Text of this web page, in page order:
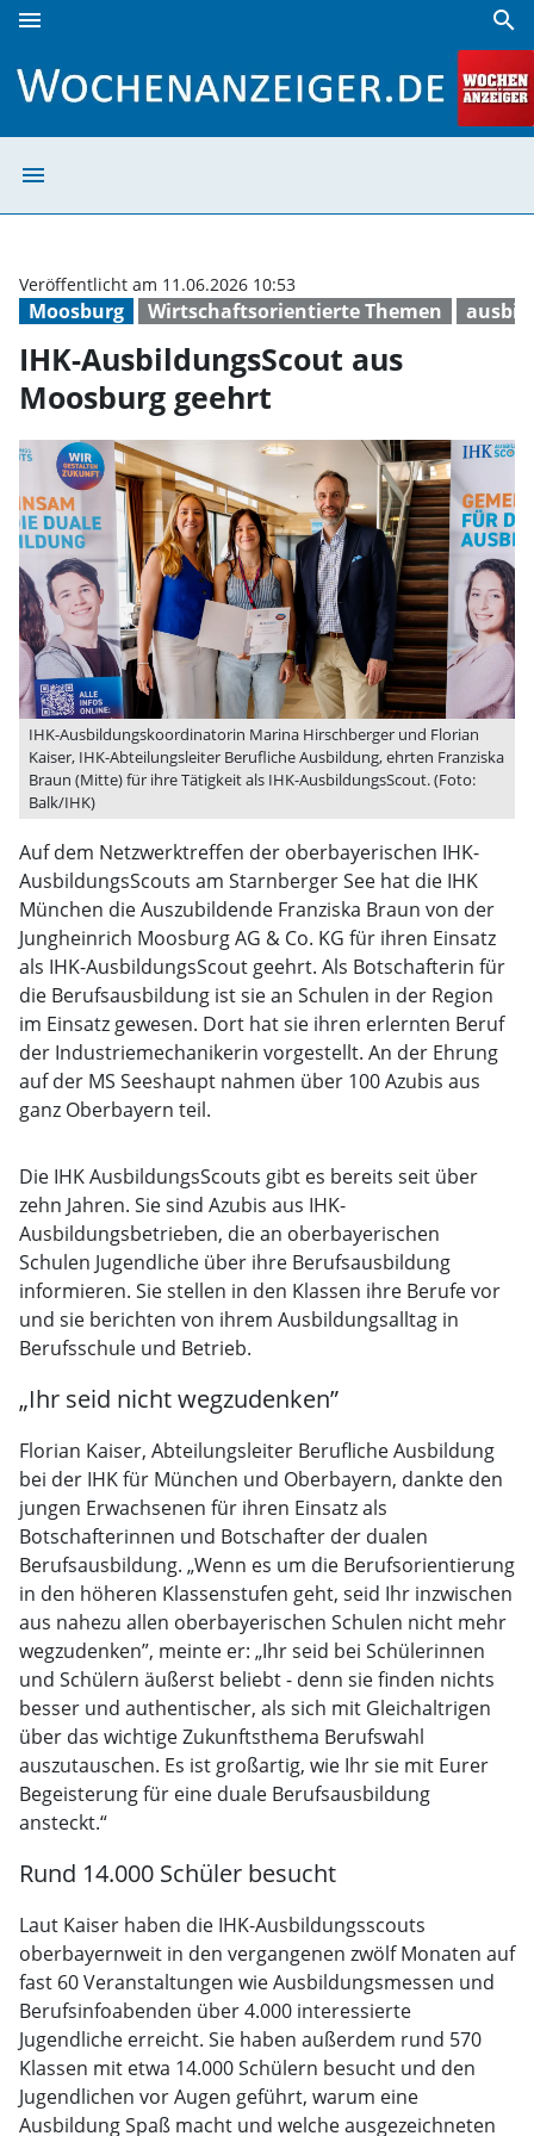
menu search
menu
Moosburg Wirtschaftsorientierte Themen
Veröffentlicht am 11.06.2026 10:53
IHK-AusbildungsScout aus
Moosburg geehrt
IHK-Ausbildungskoordinatorin Marina Hirschberger und Florian
Kaiser, IHK-Abteilungsleiter Berufliche Ausbildung, ehrten Franziska
Braun (Mitte) für ihre Tätigkeit als IHK-AusbildungsScout. (Foto:
Balk/IHK)
Auf dem Netzwerktreffen der oberbayerischen IHK-
AusbildungsScouts am Starnberger See hat die IHK
München die Auszubildende Franziska Braun von der
Jungheinrich Moosburg AG & Co. KG für ihren Einsatz
als IHK-AusbildungsScout geehrt. Als Botschafterin für
die Berufsausbildung ist sie an Schulen in der Region
im Einsatz gewesen. Dort hat sie ihren erlernten Beruf
der Industriemechanikerin vorgestellt. An der Ehrung
auf der MS Seeshaupt nahmen über 100 Azubis aus
ganz Oberbayern teil.
Die IHK AusbildungsScouts gibt es bereits seit über
zehn Jahren. Sie sind Azubis aus IHK-
Ausbildungsbetrieben, die an oberbayerischen
Schulen Jugendliche über ihre Berufsausbildung
informieren. Sie stellen in den Klassen ihre Berufe vor
und sie berichten von ihrem Ausbildungsalltag in
Berufsschule und Betrieb.
„Ihr seid nicht wegzudenken”
Florian Kaiser, Abteilungsleiter Berufliche Ausbildung
bei der IHK für München und Oberbayern, dankte den
jungen Erwachsenen für ihren Einsatz als
Botschafterinnen und Botschafter der dualen
Berufsausbildung. „Wenn es um die Berufsorientierung
in den höheren Klassenstufen geht, seid Ihr inzwischen
aus nahezu allen oberbayerischen Schulen nicht mehr
wegzudenken”, meinte er: „Ihr seid bei Schülerinnen
und Schülern äußerst beliebt - denn sie finden nichts
besser und authentischer, als sich mit Gleichaltrigen
über das wichtige Zukunftsthema Berufswahl
auszutauschen. Es ist großartig, wie Ihr sie mit Eurer
Begeisterung für eine duale Berufsausbildung
ansteckt.“
Rund 14.000 Schüler besucht
Laut Kaiser haben die IHK-Ausbildungsscouts
oberbayernweit in den vergangenen zwölf Monaten auf
fast 60 Veranstaltungen wie Ausbildungsmessen und
Berufsinfoabenden über 4.000 interessierte
Jugendliche erreicht. Sie haben außerdem rund 570
Klassen mit etwa 14.000 Schülern besucht und den
Jugendlichen vor Augen geführt, warum eine
Ausbildung Spaß macht und welche ausgezeichneten